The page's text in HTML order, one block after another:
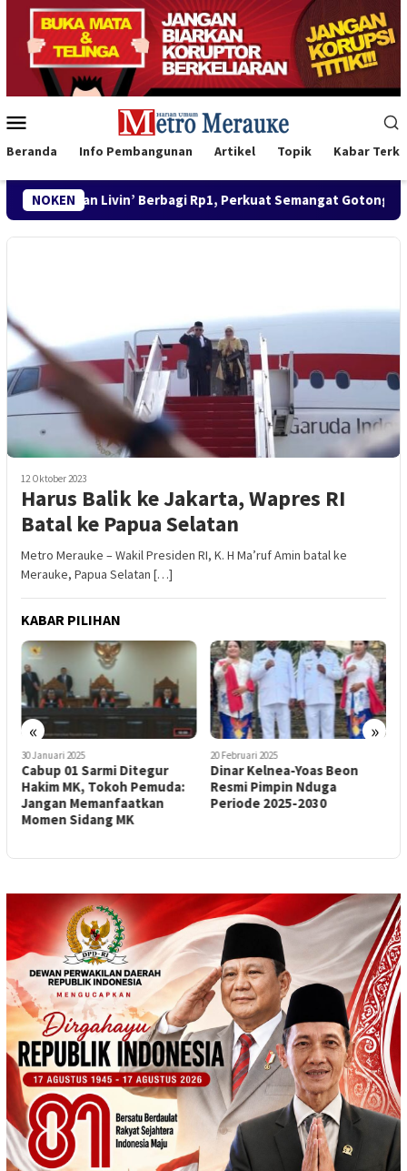
Loncat
konten
Mobile
Beranda Info Pembangunan Artikel Topik Kabar
NOKEN
Livin’ Berbagi Rp1, Perkuat Semangat Gotong Royong
12 Oktober 2023
Harus Balik ke Jakarta, Wapres RI
Batal ke Papua Selatan
Metro Merauke – Wakil Presiden RI, K. H Ma’ruf Amin batal ke
Merauke, Papua Selatan […]
KABAR PILIHAN
« »
30 Januari 2025
Cabup 01 Sarmi Ditegur
Hakim MK, Tokoh Pemuda:
Jangan Memanfaatkan
Momen Sidang MK
20 Februari 2025
Dinar Kelnea-Yoas Beon
Resmi Pimpin Nduga
Periode 2025-2030